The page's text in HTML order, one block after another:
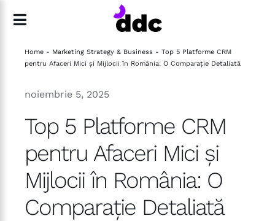
Toggle
Navigation
Acasă
Backup Analytics
Echipă
Blog
Home- Marketing Strategy & Business- Top 5 Platforme CRM
pentru Afaceri Mici și Mijlocii în România: O Comparație Detaliată
noiembrie 5, 2025
Top 5 Platforme CRM
pentru Afaceri Mici și
Mijlocii în România: O
Comparație Detaliată